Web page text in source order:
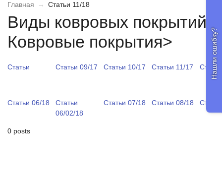
Главная → Статьи 11/18
Виды ковровых покрытий.
Ковровые покрытия>
Статьи Статьи 09/17 Статьи 10/17 Статьи 11/17
Статьи 06/18
Статьи
06/02/18
Статьи 07/18 Статьи 08/18
0 posts
Нашли ошибку?